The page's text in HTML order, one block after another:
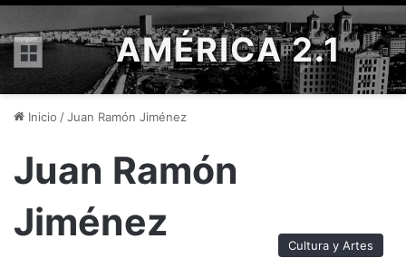
Menú AMÉRICA 2.1
Inicio /Juan Ramón Jiménez
Juan Ramón
Jiménez
Cultura y Artes